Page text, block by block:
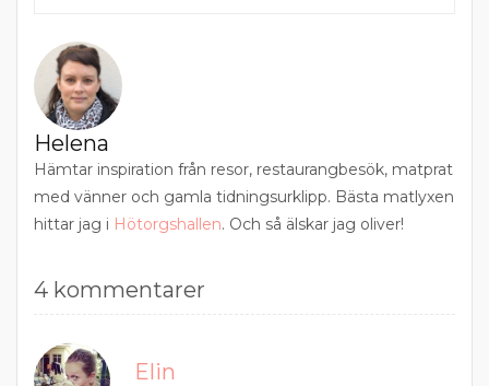
Helena
Hämtar inspiration från resor, restaurangbesök, matprat
med vänner och gamla tidningsurklipp. Bästa matlyxen
hittar jag i Hötorgshallen. Och så älskar jag oliver!
4 kommentarer
Elin